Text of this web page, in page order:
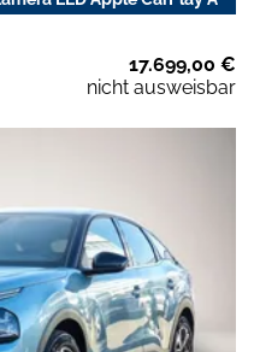
17.699,00 €
nicht ausweisbar